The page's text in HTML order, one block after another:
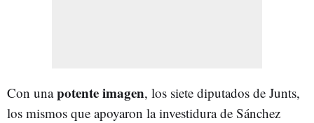
Con unapotente imagen, los siete diputados de Junts,
los mismos que apoyaron la investidura de Sánchez